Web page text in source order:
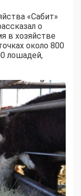
«Сабит»
о
в хозяйстве
около 800
лошадей,